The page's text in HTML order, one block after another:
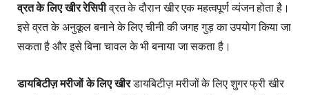
व्रत के लिए खीर रेसिपीव्रत के दौरान खीर एक महत्वपूर्ण व्यंजन होता है।
इसे व्रत के अनुकूल बनाने के लिए चीनी की जगह गुड़ का उपयोग किया जा
सकता है और इसे बिना चावल के भी बनाया जा सकता है।
डायबिटीज़ मरीजों के लिए खीरडायबिटीज़ मरीजों के लिए शुगर फ्री खीर